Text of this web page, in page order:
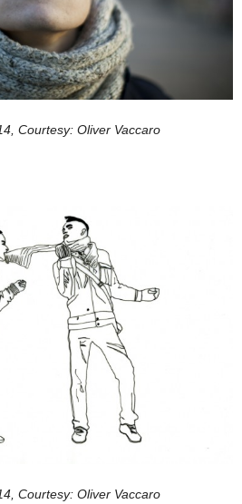
Courtesy: Oliver Vaccaro
Courtesy: Oliver Vaccaro